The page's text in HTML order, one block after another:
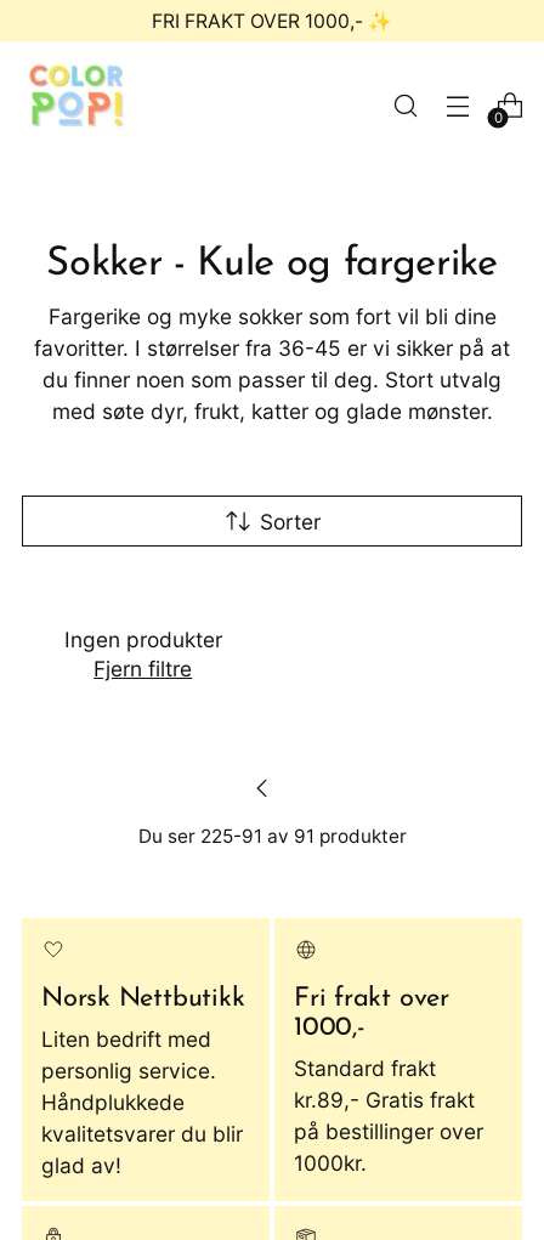
FRI FRAKT OVER 1000,- ✨
0
Sokker - Kule og fargerike
Fargerike og myke sokker som fort vil bli dine
favoritter. I størrelser fra 36-45 er vi sikker på at
du finner noen som passer til deg. Stort utvalg
med søte dyr, frukt, katter og glade mønster.
Sorter
Ingen produkter
Fjern filtre
Du ser 225-91 av 91 produkter
Norsk Nettbutikk
Liten bedrift med
personlig service.
Håndplukkede
kvalitetsvarer du blir
glad av!
Fri frakt over
1000,-
Standard frakt
kr.89,- Gratis frakt
på bestillinger over
1000kr.